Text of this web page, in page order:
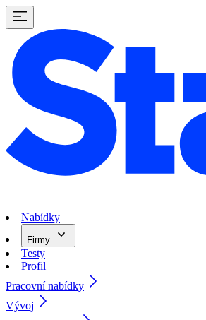
Nabídky
Firmy
Testy
Profil
Pracovní nabídky
Vývoj